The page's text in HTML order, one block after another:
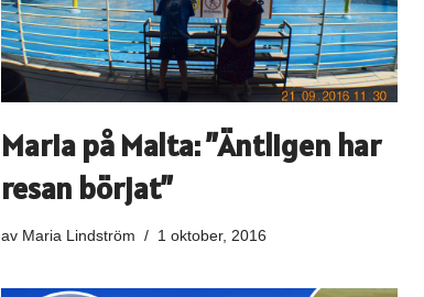
Maria på Malta: ”Äntligen har
resan börjat”
av Maria Lindström 1 oktober, 2016